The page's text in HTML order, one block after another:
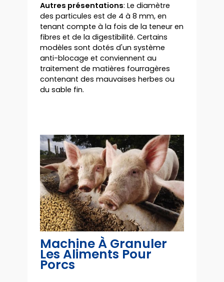
Autres présentations: Le diamètre
des particules est de 4 à 8 mm, en
tenant compte à la fois de la teneur en
fibres et de la digestibilité. Certains
modèles sont dotés d'un système
anti-blocage et conviennent au
traitement de matières fourragères
contenant des mauvaises herbes ou
du sable fin.
Machine À Granuler
Les Aliments Pour
Porcs